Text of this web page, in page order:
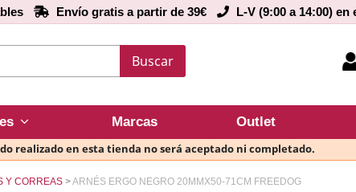
Envío gratis a partir de 39€ L-V (9:00 a 14:00)
Buscar
Marcas Outlet
realizado en esta tienda no será aceptado ni completado.
Y CORREAS ARNÉS ERGO NEGRO 20MMX50-71CM FREEDOG